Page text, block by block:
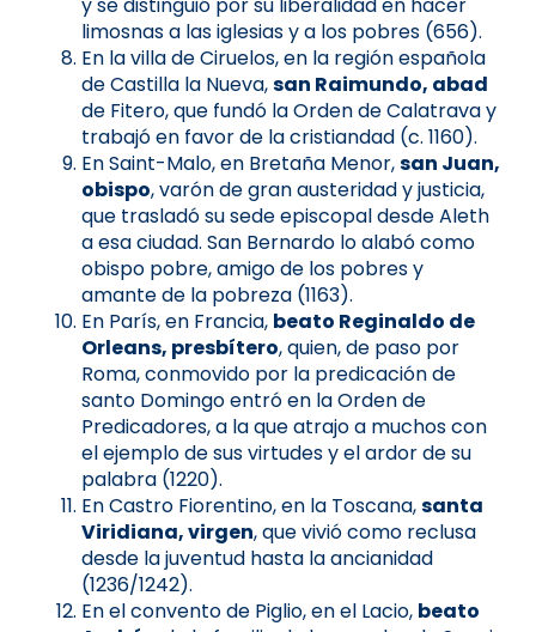
limosnas a las iglesias y a los pobres (656).
En la villa de Ciruelos, en la región española
de Castilla la Nueva,san Raimundo, abad
de Fitero, que fundó la Orden de Calatrava y
trabajó en favor de la cristiandad (c. 1160).
En Saint-Malo, en Bretaña Menor,san Juan,
obispo, varón de gran austeridad y justicia,
que trasladó su sede episcopal desde Aleth
a esa ciudad. San Bernardo lo alabó como
obispo pobre, amigo de los pobres y
amante de la pobreza (1163).
En París, en Francia, beato Reginaldo de
Orleans, presbítero, quien, de paso por
Roma, conmovido por la predicación de
santo Domingo entró en la Orden de
Predicadores, a la que atrajo a muchos con
el ejemplo de sus virtudes y el ardor de su
palabra (1220).
En Castro Fiorentino, en la Toscana,santa
Viridiana, virgen, que vivió como reclusa
desde la juventud hasta la ancianidad
(1236/1242).
En el convento de Piglio, en el Lacio, beato